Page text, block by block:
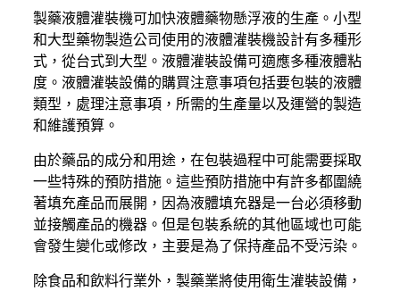
製藥液體灌裝機可加快液體藥物懸浮液的生產。小型
和大型藥物製造公司使用的液體灌裝機設計有多種形
式，從台式到大型。液體灌裝設備可適應多種液體粘
度。液體灌裝設備的購買注意事項包括要包裝的液體
類型，處理注意事項，所需的生產量以及運營的製造
和維護預算。
由於藥品的成分和用途，在包裝過程中可能需要採取
一些特殊的預防措施。這些預防措施中有許多都圍繞
著填充產品而展開，因為液體填充器是一台必須移動
並接觸產品的機器。但是包裝系統的其他區域也可能
會發生變化或修改，主要是為了保持產品不受污染。
除食品和飲料行業外，製藥業將使用衛生灌裝設備，